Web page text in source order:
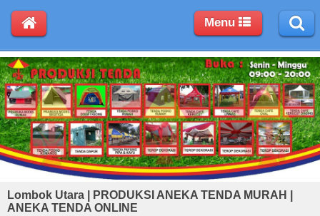
Lombok Utara | PRODUKSI ANEKA TENDA MURAH |
ANEKA TENDA ONLINE
Menu